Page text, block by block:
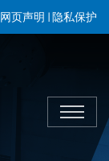
网页声明 隐私保护